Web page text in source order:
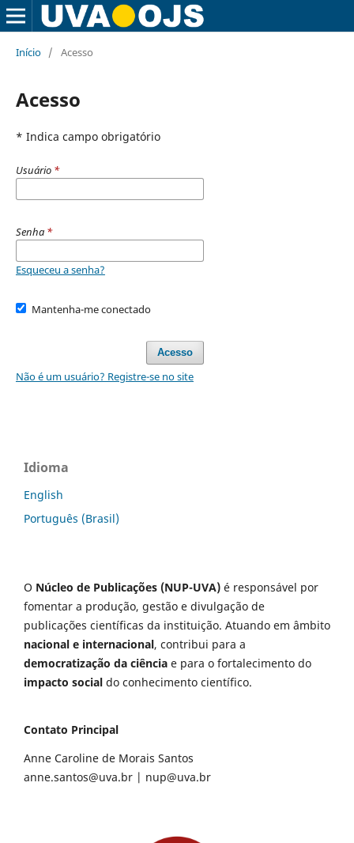
Início / Acesso
Acesso
* Indica campo obrigatório
Usuário *
Senha *
Esqueceu a senha?
Mantenha-me conectado
Acesso
Não é um usuário? Registre-se no site
Idioma
English
Português (Brasil)
O Núcleo de Publicações (NUP-UVA) é responsável por
fomentar a produção, gestão e divulgação de
publicações científicas da instituição. Atuando em âmbito
nacional e internacional, contribui para a
democratização da ciência e para o fortalecimento do
impacto social do conhecimento científico.
Contato Principal
Anne Caroline de Morais Santos
anne.santos@uva.br | nup@uva.br